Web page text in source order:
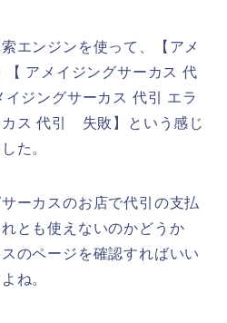
エンジンを使って、【アメ
アメイジングサーカス 代
ジングサーカス 代引 エラ
ス 代引 失敗】という感じ
た。
ーカスのお店で代引の支払
とも使えないのかどうか
のページを確認すればいい
ね。